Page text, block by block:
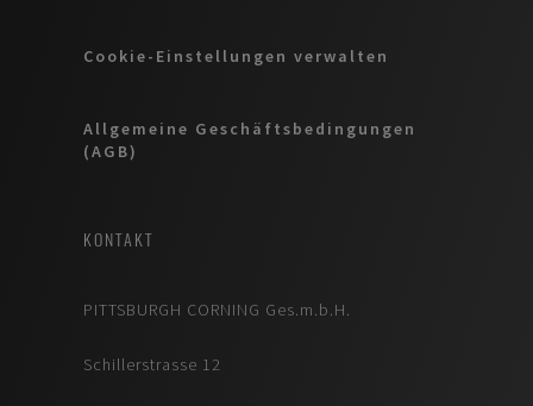
Cookie-Einstellungen verwalten
Allgemeine Geschäftsbedingungen
(AGB)
KONTAKT
PITTSBURGH CORNING Ges.m.b.H.
Schillerstrasse 12